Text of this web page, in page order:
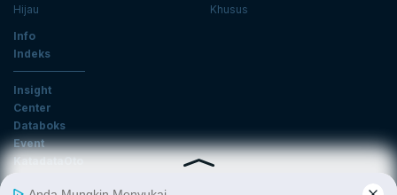
Hijau
Khusus
Info
Indeks
Insight
Center
Databoks
Event
KatadataOto